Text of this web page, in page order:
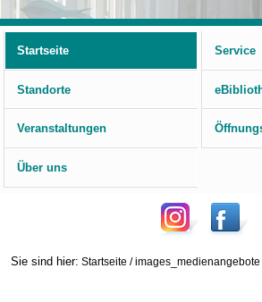
Startseite
Service
Standorte
Veranstaltungen
Über uns
Sie sind hier: Startseite /images_medienangebote